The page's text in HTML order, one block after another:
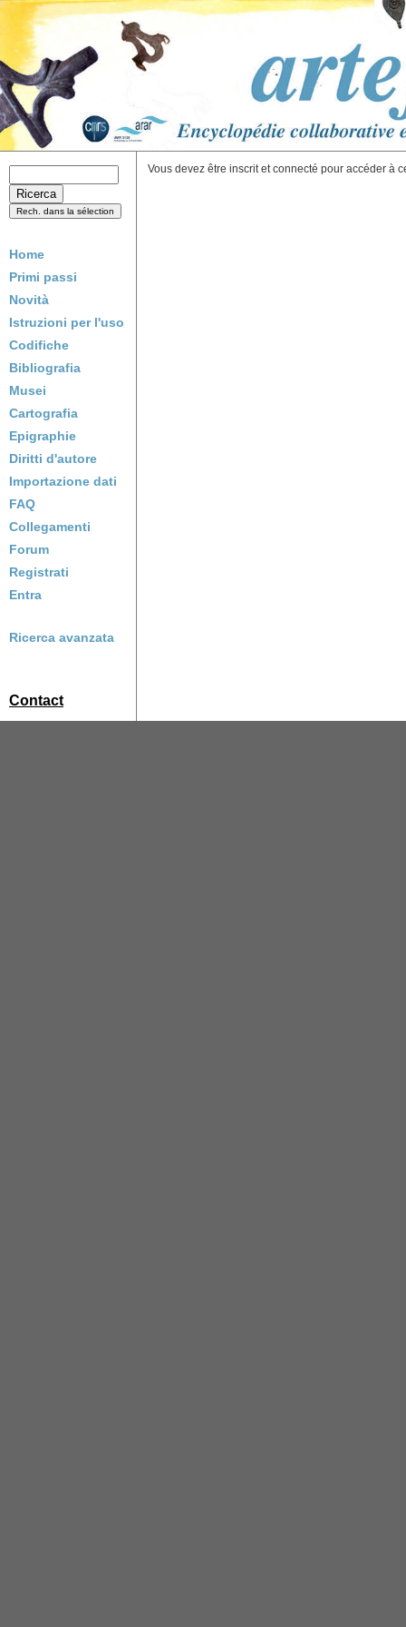
Home
Primi passi
Novità
Istruzioni per l'uso
Codifiche
Bibliografia
Musei
Cartografia
Epigraphie
Diritti d'autore
Importazione dati
FAQ
Collegamenti
Forum
Registrati
Entra
Ricerca avanzata
Contact
Vous devez être inscrit et connecté pour accéder à